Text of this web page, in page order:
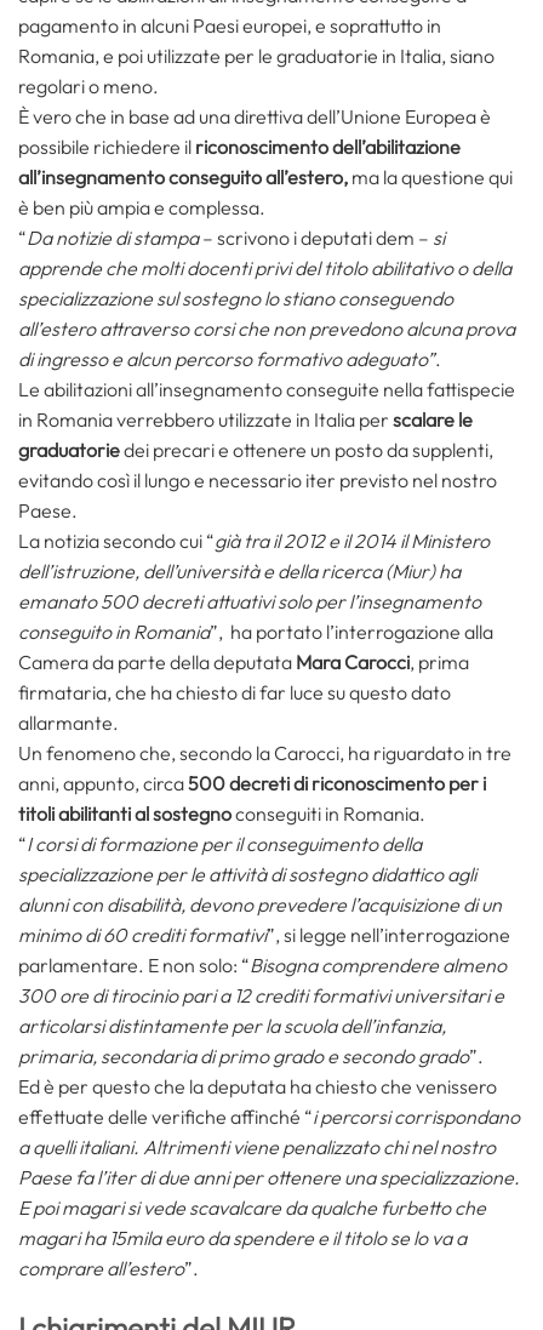
pagamento in alcuni Paesi europei, e soprattutto in
Romania, e poi utilizzate per le graduatorie in Italia, siano
regolari o meno.
È vero che in base ad una direttiva dell’Unione Europea è
possibile richiedere il riconoscimento dell’abilitazione
all’insegnamento conseguito all’estero, ma la questione qui
è ben più ampia e complessa.
“Da notizie di stampa– scrivono i deputati dem – si
apprende che molti docenti privi del titolo abilitativo o della
specializzazione sul sostegno lo stiano conseguendo
all’estero attraverso corsi che non prevedono alcuna prova
di ingresso e alcun percorso formativo adeguato”.
Le abilitazioni all’insegnamento conseguite nella fattispecie
in Romania verrebbero utilizzate in Italia per scalare le
graduatoriedei precari e ottenere un posto da supplenti,
evitando così il lungo e necessario iter previsto nel nostro
Paese.
La notizia secondo cui “già tra il 2012 e il 2014 il Ministero
dell’istruzione, dell’università e della ricerca (Miur) ha
emanato 500 decreti attuativi solo per l’insegnamento
conseguito in Romania”, ha portato l’interrogazione alla
Camera da parte della deputata Mara Carocci, prima
firmataria, che ha chiesto di far luce su questo dato
allarmante.
Un fenomeno che, secondo la Carocci, ha riguardato in tre
anni, appunto, circa500 decreti di riconoscimento per i
titoli abilitanti al sostegnoconseguiti in Romania.
“I corsi di formazione per il conseguimento della
specializzazione per le attività di sostegno didattico agli
alunni con disabilità, devono prevedere l’acquisizione di un
minimo di 60 crediti formativi”, si legge nell’interrogazione
parlamentare. E non solo: “Bisogna comprendere almeno
300 ore di tirocinio pari a 12 crediti formativi universitari e
articolarsi distintamente per la scuola dell’infanzia,
primaria, secondaria di primo grado e secondo grado”.
Ed è per questo che la deputata ha chiesto che venissero
effettuate delle verifiche affinché “i percorsi corrispondano
a quelli italiani. Altrimenti viene penalizzato chi nel nostro
Paese fa l’iter di due anni per ottenere una specializzazione.
E poi magari si vede scavalcare da qualche furbetto che
magari ha 15mila euro da spendere e il titolo se lo va a
comprare all’estero”.